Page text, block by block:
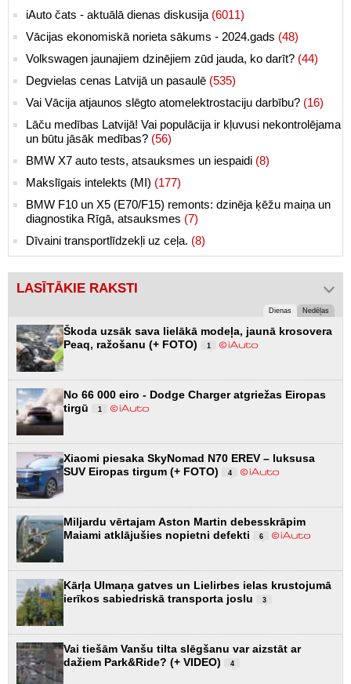
iAuto čats - aktuālā dienas diskusija (6011)
Vācijas ekonomiskā norieta sākums - 2024.gads (48)
Volkswagen jaunajiem dzinējiem zūd jauda, ko darīt? (44)
Degvielas cenas Latvijā un pasaulē (535)
Vai Vācija atjaunos slēgto atomelektrostaciju darbību? (16)
Lāču medības Latvijā! Vai populācija ir kļuvusi nekontrolējama
un būtu jāsāk medības? (56)
BMW X7 auto tests, atsauksmes un iespaidi (8)
Makslīgais intelekts (MI) (177)
BMW F10 un X5 (E70/F15) remonts: dzinēja ķēžu maiņa un
diagnostika Rīgā, atsauksmes (7)
Dīvaini transportlīdzekļi uz ceļa. (8)
LASĪTĀKIE RAKSTI
Dienas Nedēļas
Škoda uzsāk sava lielākā modeļa, jaunā krosovera
Peaq, ražošanu (+ FOTO)
1
No 66 000 eiro - Dodge Charger atgriežas Eiropas
tirgū
1
Xiaomi piesaka SkyNomad N70 EREV – luksusa
SUV Eiropas tirgum (+ FOTO)
4
Miljardu vērtajam Aston Martin debesskrāpim
Maiami atklājušies nopietni defekti
6
Kārļa Ulmaņa gatves un Lielirbes ielas krustojumā
ierīkos sabiedriskā transporta joslu
3
Vai tiešām Vanšu tilta slēgšanu var aizstāt ar
dažiem Park&Ride? (+ VIDEO)
4